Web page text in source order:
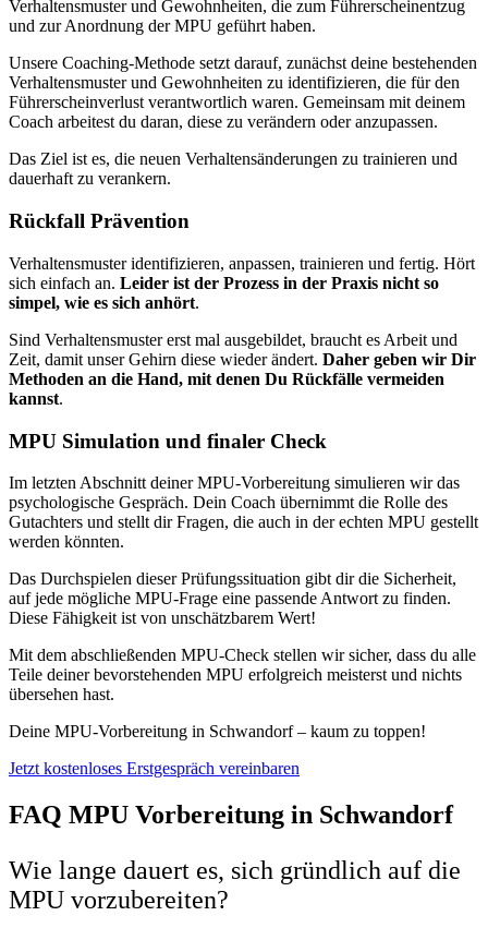
Verhaltensmuster und Gewohnheiten, die zum Führerscheinentzug
und zur Anordnung der MPU geführt haben.
Unsere Coaching-Methode setzt darauf, zunächst deine bestehenden
Verhaltensmuster und Gewohnheiten zu identifizieren, die für den
Führerscheinverlust verantwortlich waren. Gemeinsam mit deinem
Coach arbeitest du daran, diese zu verändern oder anzupassen.
Das Ziel ist es, die neuen Verhaltensänderungen zu trainieren und
dauerhaft zu verankern.
Rückfall Prävention
Verhaltensmuster identifizieren, anpassen, trainieren und fertig. Hört
sich einfach an. Leider ist der Prozess in der Praxis nicht so
simpel, wie es sich anhört.
Sind Verhaltensmuster erst mal ausgebildet, braucht es Arbeit und
Zeit, damit unser Gehirn diese wieder ändert. Daher geben wir Dir
Methoden an die Hand, mit denen Du Rückfälle vermeiden
kannst.
MPU Simulation und finaler Check
Im letzten Abschnitt deiner MPU-Vorbereitung simulieren wir das
psychologische Gespräch. Dein Coach übernimmt die Rolle des
Gutachters und stellt dir Fragen, die auch in der echten MPU gestellt
werden könnten.
Das Durchspielen dieser Prüfungssituation gibt dir die Sicherheit,
auf jede mögliche MPU-Frage eine passende Antwort zu finden.
Diese Fähigkeit ist von unschätzbarem Wert!
Mit dem abschließenden MPU-Check stellen wir sicher, dass du alle
Teile deiner bevorstehenden MPU erfolgreich meisterst und nichts
übersehen hast.
Deine MPU-Vorbereitung in Schwandorf – kaum zu toppen!
Jetzt kostenloses Erstgespräch vereinbaren
FAQ MPU Vorbereitung in Schwandorf
Wie lange dauert es, sich gründlich auf die
MPU vorzubereiten?